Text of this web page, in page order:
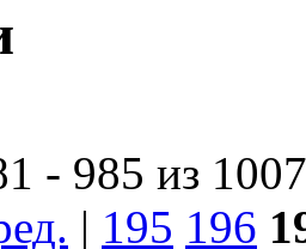
- 985 из 1007
| 195 196